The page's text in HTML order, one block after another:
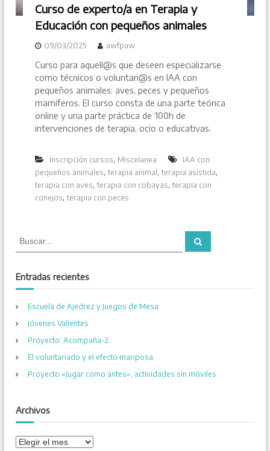
Curso de experto/a en Terapia y
Educación con pequeños animales
09/03/2025 awfpaw
Curso para aquell@s que deseen especializarse
como técnicos o voluntari@s en IAA con
pequeños animales: aves, peces y pequeños
mamíferos. El curso consta de una parte teórica
online y una parte práctica de 100h de
intervenciones de terapia, ocio o educativas.
Inscripción cursos, Miscelanea
IAA con
pequeños animales,terapia animal ,terapia asistida,
terapia con aves,terapia con cobayas,terapia con
conejos,terapia con peces
B
c
a
:
B
Entradas recientes
Escuela de Ajedrez y Juegos de Mesa
Jóvenes Valientes
Proyecto: Acompaña-2
El voluntariado y el efecto mariposa
Proyecto «Jugar como antes», actividades sin móviles
Archivos
A